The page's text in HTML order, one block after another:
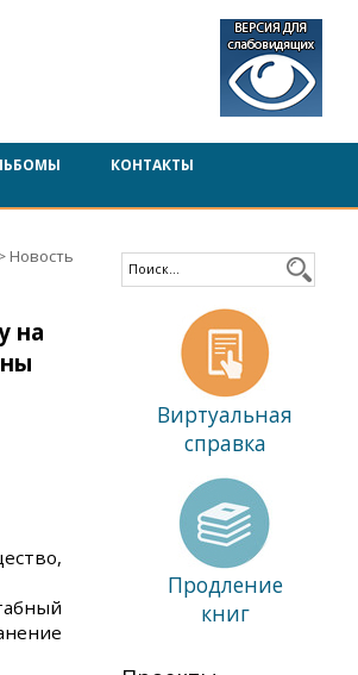
КОНТАКТЫ
Новость
на
Виртуальная
справка
Продление
книг